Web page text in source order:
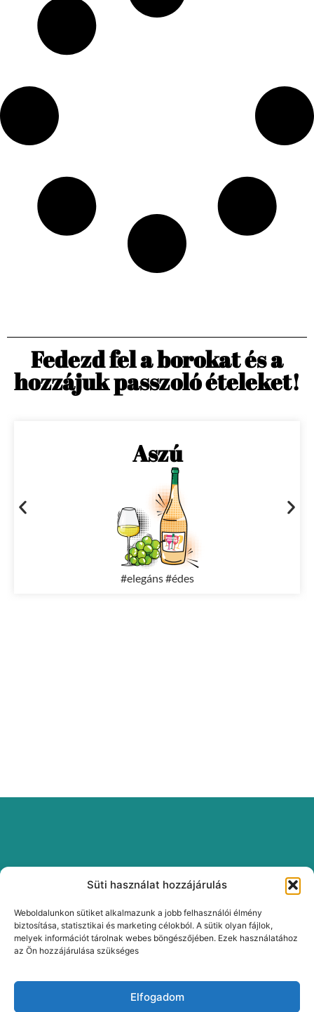
Süti használat hozzájárulás
Weboldalunkon sütiket alkalmazunk a jobb felhasználói élmény
biztosítása, statisztikai és marketing célokból. A sütik olyan fájlok,
melyek információt tárolnak webes böngészőjében. Ezek használatához
az Ön hozzájárulása szükséges
Elfogadom
Fedezd fel a borokat és a
hozzájuk passzoló ételeket!
Aszú
#elegáns #édes